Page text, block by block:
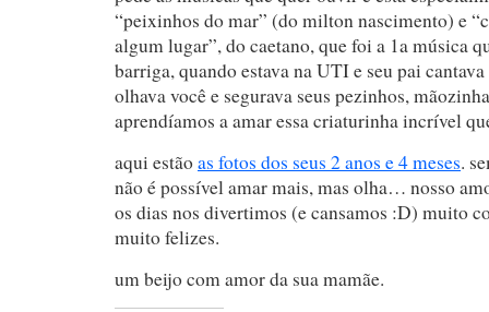
“peixinhos do mar” (do milton nascimento) e
algum lugar”, do caetano, que foi a 1a música
barriga, quando estava na UTI e seu pai
olhava você e segurava seus pezinhos,
aprendíamos a amar essa criaturinha incrível
aqui estãoas fotos dos seus 2 anos e 4 meses.
não é possível amar mais, mas olha… nosso
os dias nos divertimos (e cansamos :D) muito
muito felizes.
um beijo com amor da sua mamãe.